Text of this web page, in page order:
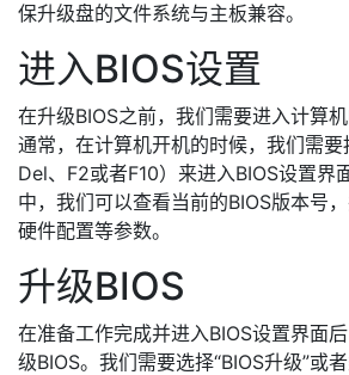
保升级盘的文件系统与主板兼容。
进入BIOS设置
在升级BIOS之前，我们需要进入计算机
通常，在计算机开机的时候，我们需
Del、F2或者F10）来进入BIOS设置界
中，我们可以查看当前的BIOS版本号，
硬件配置等参数。
升级BIOS
在准备工作完成并进入BIOS设置界面
级BIOS。我们需要选择“BIOS升级”或